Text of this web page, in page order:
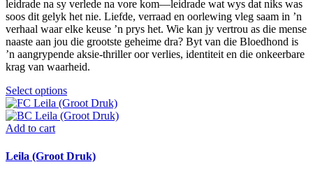
leidrade na sy verlede na vore kom—leidrade wat wys dat niks was
soos dit gelyk het nie. Liefde, verraad en oorlewing vleg saam in ’n
verhaal waar elke keuse ’n prys het. Wie kan jy vertrou as die mense
naaste aan jou die grootste geheime dra? Byt van die Bloedhond is
’n aangrypende aksie-thriller oor verlies, identiteit en die onkeerbare
krag van waarheid.
Select optionsThis
product
has
The
options
Add to cart
Leila (Groot Druk)